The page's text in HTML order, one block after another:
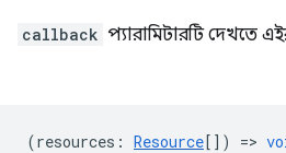
callback প্যারামিটারটি দেখতে
(resources : Resource[]) =>